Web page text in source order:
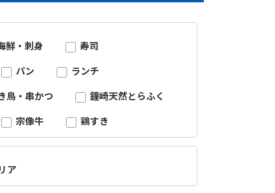
鮮・刺身 寿司
パン ランチ
鳥・串かつ 鐘崎天然とらふく
宗像牛 鶏すき
ア